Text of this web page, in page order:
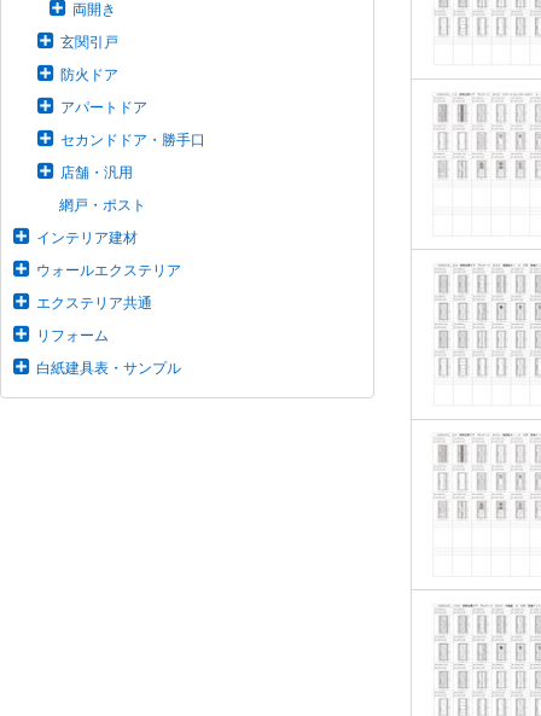
両開き
玄関引戸
防火ドア
アパートドア
セカンドドア・勝手口
店舗・汎用
網戸・ポスト
インテリア建材
ウォールエクステリア
エクステリア共通
リフォーム
白紙建具表・サンプル